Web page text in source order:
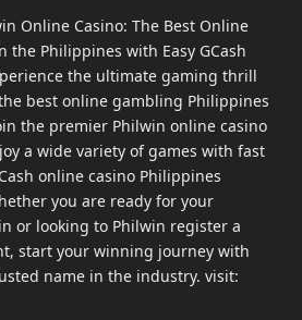
Online Casino: The Best Online
the Philippines with Easy GCash
the ultimate gaming thrill
best online gambling Philippines
the premier Philwin online casino
a wide variety of games with fast
online casino Philippines
you are ready for your
or looking to Philwin register a
start your winning journey with
name in the industry. visit: